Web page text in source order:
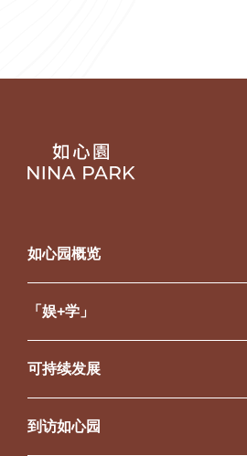
如心园概览
「娱+学」
可持续发展
到访如心园